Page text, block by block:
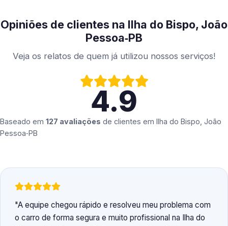
Opiniões de clientes na Ilha do Bispo, João
Pessoa‑PB
Veja os relatos de quem já utilizou nossos serviços!
4.9
Baseado em 127 avaliações de clientes em Ilha do Bispo, João
Pessoa‑PB
A equipe chegou rápido e resolveu meu problema com
o carro de forma segura e muito profissional na Ilha do